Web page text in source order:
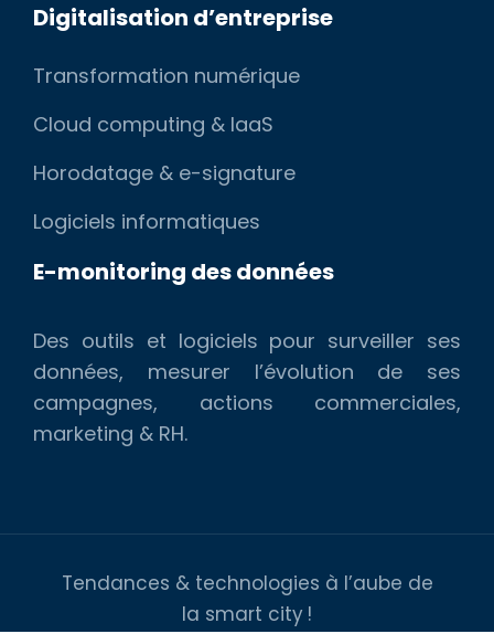
Digitalisation d’entreprise
Transformation numérique
Cloud computing & IaaS
Horodatage & e-signature
Logiciels informatiques
E-monitoring des données
Des outils et logiciels pour surveiller ses
données, mesurer l’évolution de ses
campagnes, actions commerciales,
marketing & RH.
Tendances & technologies à l’aube de
la smart city !